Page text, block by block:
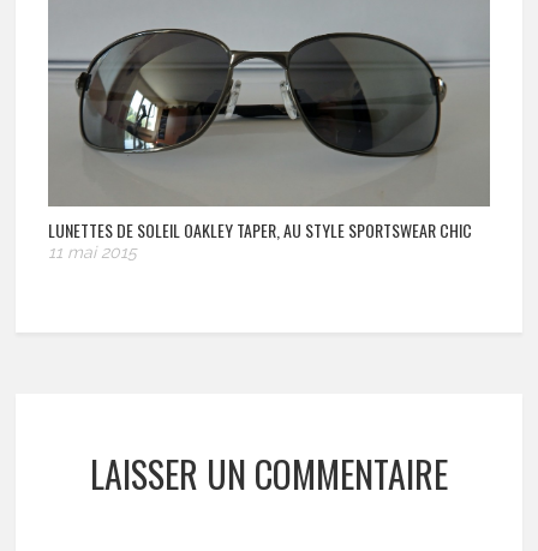
LUNETTES DE SOLEIL OAKLEY TAPER, AU STYLE SPORTSWEAR CHIC
11 mai 2015
LAISSER UN COMMENTAIRE